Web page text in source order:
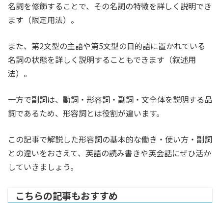
名詞を修飾することで、その名詞の特徴を詳しく説明でき
ます（限定用法）。
また、第2文型の主語や第5文型の目的語に置かれている
名詞の状態を詳しく説明することもできます（叙述用
法）。
一方で副詞は、動詞・形容詞・副詞・文全体を説明する品
詞であるため、形容詞とは役割が違います。
この記事で解説した形容詞の基本的な働き・使い方・副詞
との違いをおさえて、英語の読み書きや英会話にぜひ活か
していきましょう。
こちらの記事もおすすめ